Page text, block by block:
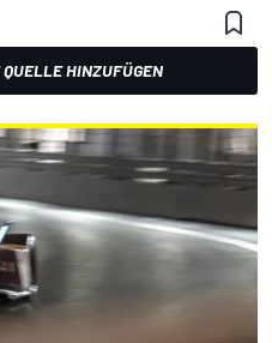
HINZUFÜGEN